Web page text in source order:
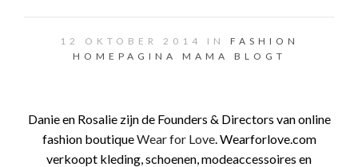
12 OKTOBER 2014 IN FASHION
HOMEPAGINA
MAMA BLOGT
Danie en Rosalie zijn de Founders & Directors van online
fashion boutiqueWear for Love. Wearforlove.com
verkoopt kleding, schoenen, modeaccessoires en